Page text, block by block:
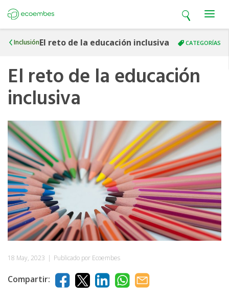
Open search
Open
InclusiónEl reto de la educación inclusiva CATEGORÍAS
El reto de la educación
inclusiva
18 May, 2023 | Publicado por Ecoembes
Compartir: